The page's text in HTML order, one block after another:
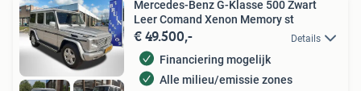
Mercedes-Benz G-Klasse 500 Zwart
Leer Comand Xenon Memory st
€ 49.500,- Details
Financiering mogelijk
Alle milieu/emissie zones